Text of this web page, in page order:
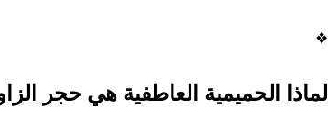
❖
لماذا الحميمية العاطفية هي حجر